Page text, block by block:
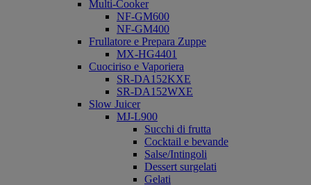
Multi-Cooker
NF-GM600
NF-GM400
Frullatore e Prepara Zuppe
MX-HG4401
Cuociriso e Vaporiera
SR-DA152KXE
SR-DA152WXE
Slow Juicer
MJ-L900
Succhi di frutta
Cocktail e bevande
Salse/Intingoli
Dessert surgelati
Gelati